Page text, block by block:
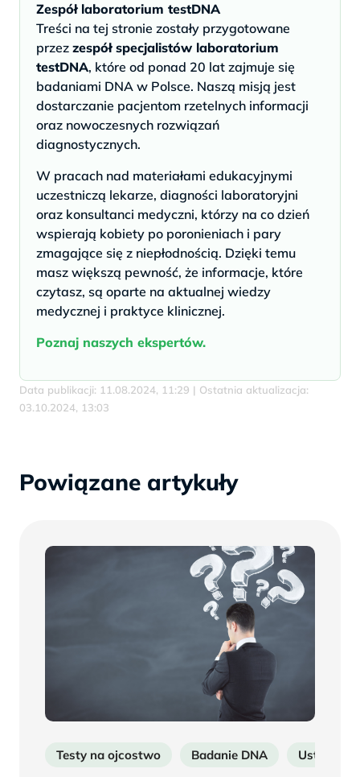
Zespół laboratorium testDNA
Treści na tej stronie zostały przygotowane
przez zespół specjalistów laboratorium
testDNA, które od ponad 20 lat zajmuje się
badaniami DNA w Polsce. Naszą misją jest
dostarczanie pacjentom rzetelnych informacji
oraz nowoczesnych rozwiązań
diagnostycznych.
W pracach nad materiałami edukacyjnymi
uczestniczą lekarze, diagności laboratoryjni
oraz konsultanci medyczni, którzy na co dzień
wspierają kobiety po poronieniach i pary
zmagające się z niepłodnością. Dzięki temu
masz większą pewność, że informacje, które
czytasz, są oparte na aktualnej wiedzy
medycznej i praktyce klinicznej.
Poznaj naszych ekspertów.
Data publikacji: 11.08.2024, 11:29 | Ostatnia aktualizacja:
03.10.2024, 13:03
Powiązane artykuły
Testy na ojcostwo Badanie DNA Ustalenie